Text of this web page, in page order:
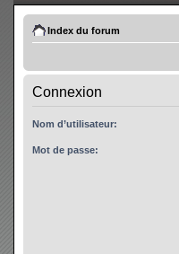
Index du forum
Connexion
Nom d’utilisateur:
Mot de passe: